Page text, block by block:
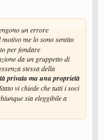
un errore
me lo sono sentito
per fondare
da un gruppetto di
stessa della
privata ma una proprietà
vi chiede che tutti i soci
sia eleggibile a